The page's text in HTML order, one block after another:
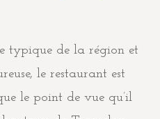
typique de la région et
le restaurant est
le point de vue qu’il